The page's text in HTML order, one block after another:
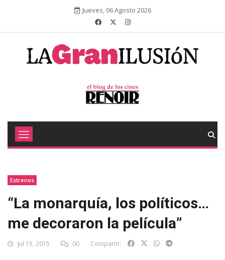
Jueves, 06 Agosto 2026
Estrenos
“La monarquía, los políticos…
me decoraron la película”
Jul 15, 2015 00 Compartir: